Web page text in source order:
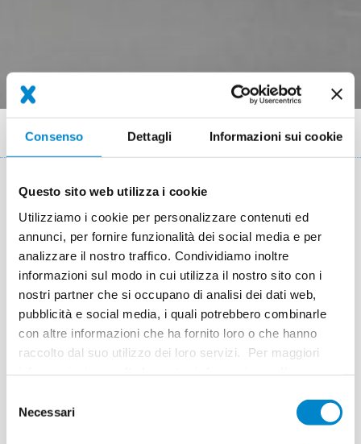
Consenso Dettagli Informazioni sui cookie
Questo sito web utilizza i cookie
Utilizziamo i cookie per personalizzare contenuti ed
annunci, per fornire funzionalità dei social media e per
analizzare il nostro traffico. Condividiamo inoltre
informazioni sul modo in cui utilizza il nostro sito con i
nostri partner che si occupano di analisi dei dati web,
pubblicità e social media, i quali potrebbero combinarle
con altre informazioni che ha fornito loro o che hanno
raccolto dal suo utilizzo dei loro servizi. Per maggiori
delNecessari
Briciole
di
pane
Sistemi Parcheggi multipiano Triflex ProDeck
Sistema in resina liquida Triflex
ProDeck: impermeabilizzazione
per piani di parcheggi
Triflex ProDeck è unsistema di impermeabilizzazione per
piani di parcheggio progettato per superfici soggette a elevate
sollecitazioni meccaniche. Grazie a un innovativo rinforzo